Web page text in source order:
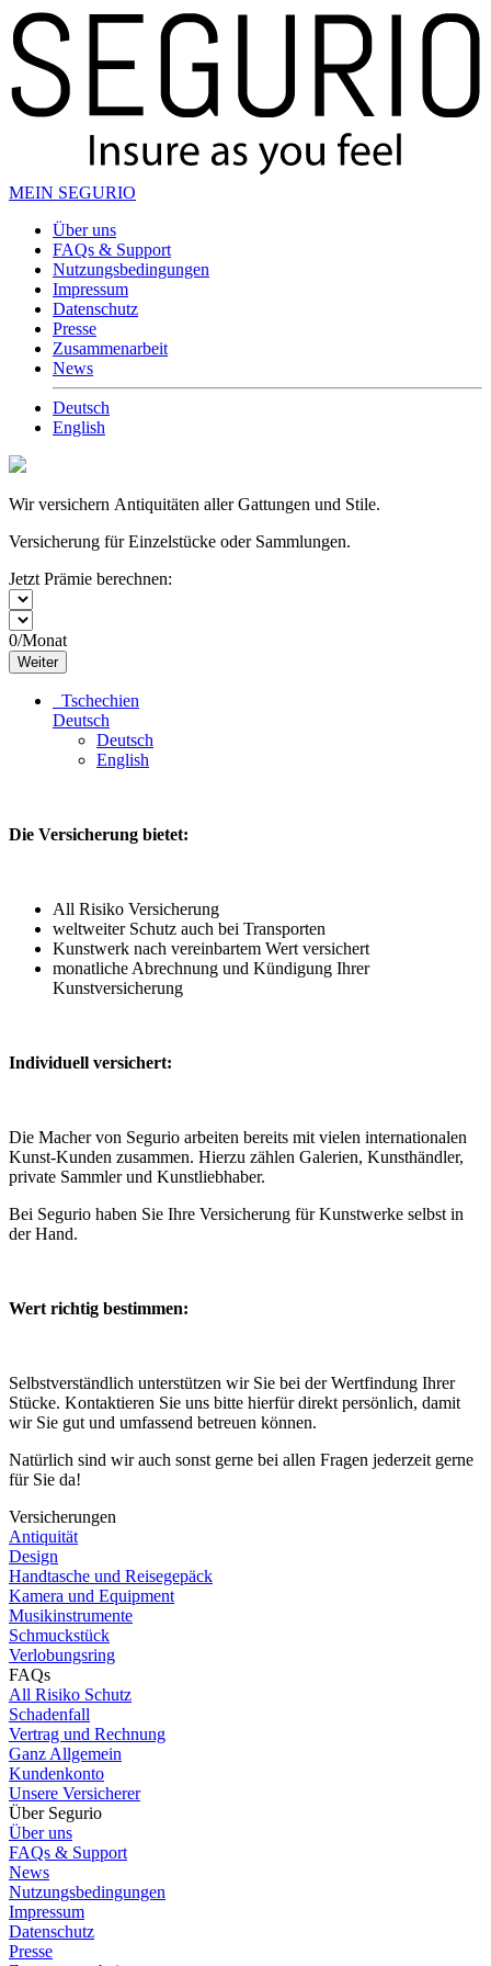
MEIN SEGURIO
Über uns
FAQs & Support
Nutzungsbedingungen
Impressum
Datenschutz
Presse
Zusammenarbeit
News
Deutsch
English
Wir versichern Antiquitäten aller Gattungen und Stile.
Versicherung für Einzelstücke oder Sammlungen.
Jetzt Prämie berechnen:
0/Monat
Weiter
Tschechien
Deutsch
Deutsch
English
Die Versicherung bietet:
All Risiko Versicherung
weltweiter Schutz auch bei Transporten
Kunstwerk nach vereinbartem Wert versichert
monatliche Abrechnung und Kündigung Ihrer
Kunstversicherung
Individuell versichert:
Die Macher von Segurio arbeiten bereits mit vielen internationalen
Kunst-Kunden zusammen. Hierzu zählen Galerien, Kunsthändler,
private Sammler und Kunstliebhaber.
Bei Segurio haben Sie Ihre Versicherung für Kunstwerke selbst in
der Hand.
Wert richtig bestimmen:
Selbstverständlich unterstützen wir Sie bei der Wertfindung Ihrer
Stücke. Kontaktieren Sie uns bitte hierfür direkt persönlich, damit
wir Sie gut und umfassend betreuen können.
Natürlich sind wir auch sonst gerne bei allen Fragen jederzeit gerne
für Sie da!
Versicherungen
Antiquität
Design
Handtasche und Reisegepäck
Kamera und Equipment
Musikinstrumente
Schmuckstück
Verlobungsring
FAQs
All Risiko Schutz
Schadenfall
Vertrag und Rechnung
Ganz Allgemein
Kundenkonto
Unsere Versicherer
Über Segurio
Über uns
FAQs & Support
News
Nutzungsbedingungen
Impressum
Datenschutz
Presse